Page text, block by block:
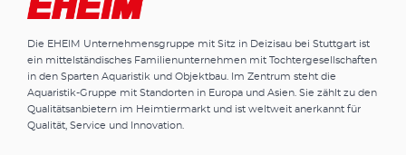
für Aquarien bis 200 LiterLieferung komplett
mit integriertem Standfuß Präzisions-
Druckminderer für Einwegsysteme mit
Feindosierventil Schlauchanschluss 360°
drehbar CO2-dichter Sicherheits-
Die EHEIM Unternehmensgruppe mit Sitz in Deizisau bei Stuttgart ist
ein mittelständisches Familienunternehmen mit Tochtergesellschaften
in den Sparten Aquaristik und Objektbau. Im Zentrum steht die
Aquaristik-Gruppe mit Standorten in Europa und Asien. Sie zählt zu den
Qualitätsanbietern im Heimtiermarkt und ist weltweit anerkannt für
Qualität, Service und Innovation.